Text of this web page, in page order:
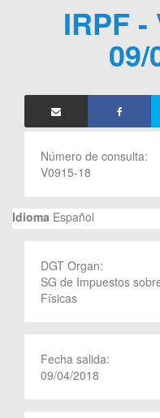
IRPF -
09/
Número de consulta:
V0915-18
Idioma Español
DGT Organ:
SG de Impuestos
Físicas
Fecha salida:
09/04/2018